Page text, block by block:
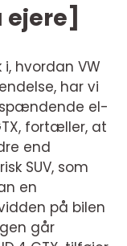
hvordan VW
har vi
el-
fortæller, at
end
SUV, som
en
på bilen
går